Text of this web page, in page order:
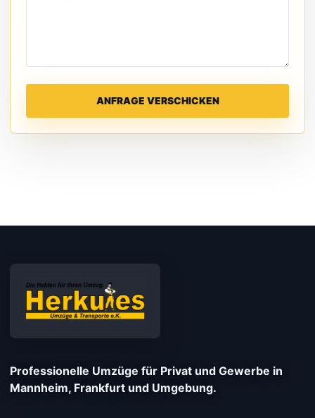
ANFRAGE VERSCHICKEN
Professionelle Umzüge für Privat und Gewerbe in
Mannheim, Frankfurt und Umgebung.